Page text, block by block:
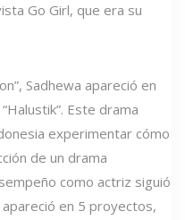
Go Girl, que era su
Sadhewa apareció en
Este drama
experimentar cómo
de un drama
como actriz siguió
en 5 proyectos,